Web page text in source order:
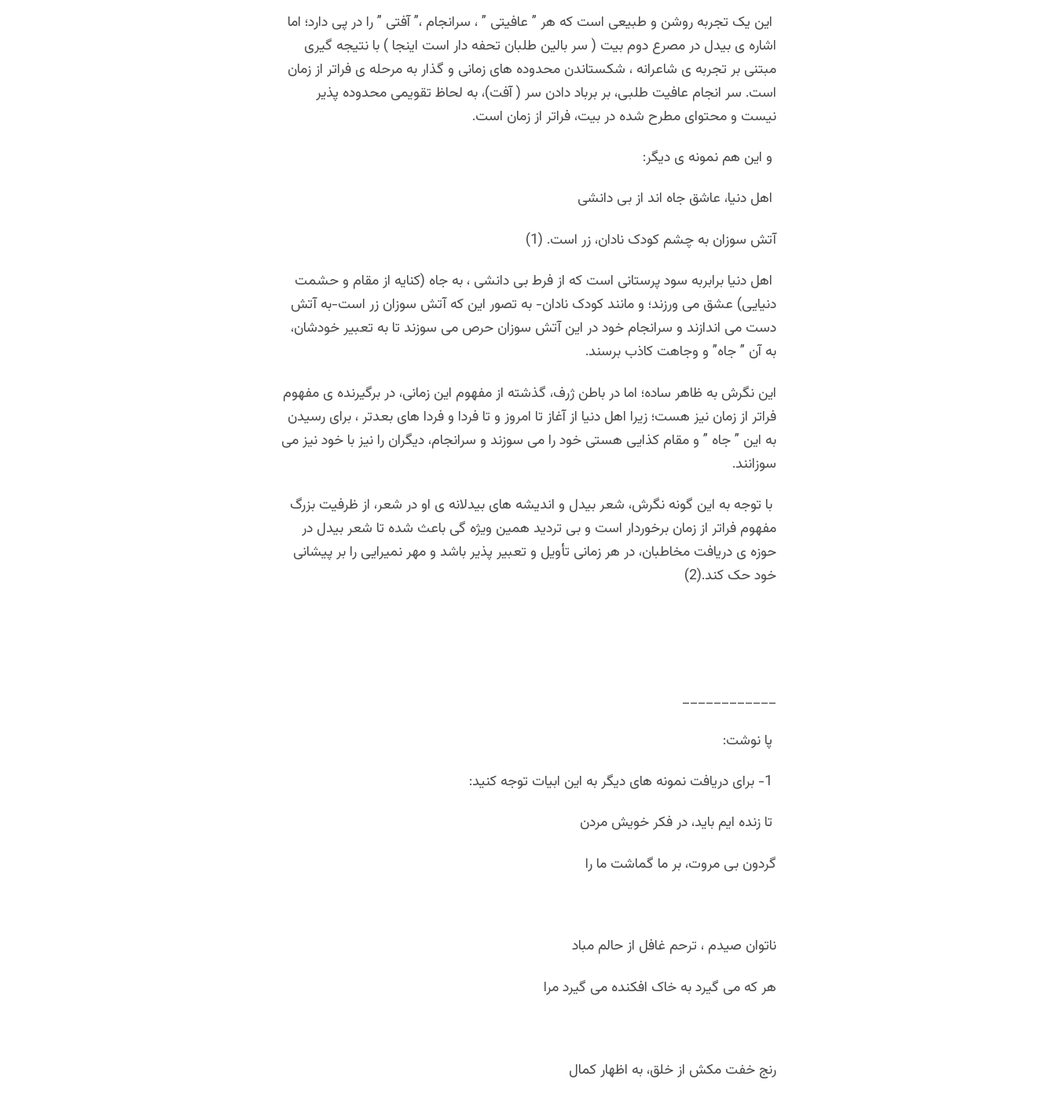
این یک تجربه روشن و طبیعی است که هر ” عافیتی ” ، سرانجام ،” آفتی ” را در پی دارد؛ اما
اشاره ی بیدل در مصرع دوم بیت ( سر بالین طلبان تحفه دار است اینجا ) با نتیجه گیری
مبتنی بر تجربه ی شاعرانه ، شکستاندن محدوده های زمانی و گذار به مرحله ی فراتر از زمان
است. سر انجام عافیت طلبی، بر برباد دادن سر ( آفت)، به لحاظ تقویمی محدوده پذیر
نیست و محتوای مطرح شده در بیت، فراتر از زمان است.
و این هم نمونه ی دیگر:
اهل دنیا، عاشق جاه اند از بی دانشی
آتش سوزان به چشم کودک نادان، زر است. (1)
اهل دنیا برابربه سود پرستانی است که از فرط بی دانشی ، به جاه (کنایه از مقام و حشمت
دنیایی) عشق می ورزند؛ و مانند کودک نادان- به تصور این که آتش سوزان زر است-به آتش
دست می اندازند و سرانجام خود در این آتش سوزان حرص می سوزند تا به تعبیر خودشان،
به آن ” جاه” و وجاهت کاذب برسند.
این نگرش به ظاهر ساده؛ اما در باطن ژرف، گذشته از مفهوم این زمانی، در برگیرنده ی مفهوم
فراتر از زمان نیز هست؛ زیرا اهل دنیا از آغاز تا امروز و تا فردا و فردا های بعدتر ، برای رسیدن
به این ” جاه ” و مقام کذایی هستی خود را می سوزند و سرانجام، دیگران را نیز با خود نیز می
سوزانند.
با توجه به این گونه نگرش، شعر بیدل و اندیشه های بیدلانه ی او در شعر، از ظرفیت بزرگ
مفهوم فراتر از زمان برخوردار است و بی تردید همین ویژه گی باعث شده تا شعر بیدل در
حوزه ی دریافت مخاطبان، در هر زمانی تأویل و تعبیر پذیر باشد و مهر نمیرایی را بر پیشانی
خود حک کند.(2)
____________
پا نوشت:
تا زنده ایم باید، در فکر خویش مردن
گردون بی مروت، بر ما گماشت ما را
ناتوان صیدم ، ترحم غافل از حالم مباد
هر که می گیرد به خاک افکنده می گیرد مرا
رنج خفت مکش از خلق، به اظهار کمال